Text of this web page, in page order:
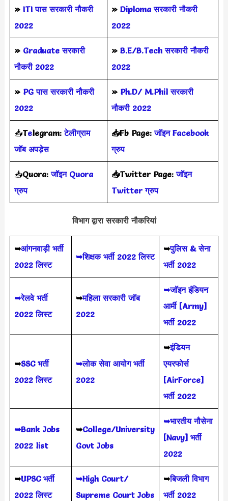
» ITI पास सरकारी नौकरी
2022
» Diploma सरकारी नौकरी
2022
» Graduate सरकारी
नौकरी 2022
» B.E/B.Tech सरकारी नौकरी
2022
» PG पास सरकारी नौकरी
2022
» Ph.D/ M.Phil सरकारी
नौकरी 2022
📥Telegram: टेलीग्राम
जॉब अपड़ेस
📥Fb Page:जॉइन Facebook
ग्रुप
📥Quora:जॉइन Quora
ग्रुप
📥Twitter Page:जॉइन
Twitter ग्रुप
विभाग द्वारा सरकारी नौकरियां
➥आंगनवाड़ी भर्ती
2022 लिस्ट
➥शिक्षक भर्ती 2022 लिस्ट
➥पुलिस & सेना
भर्ती 2022
➥रेलवे भर्ती
2022 लिस्ट
➥महिला सरकारी जॉब
2022
➥जॉइन इंडियन
आर्मी [Army]
भर्ती 2022
➥SSC भर्ती
2022 लिस्ट
➥लोक सेवा आयोग भर्ती
2022
➥इंडियन
एयरफोर्स
[AirForce]
भर्ती 2022
➥Bank Jobs
2022 list
➥College/University
Govt Jobs
➥भारतीय नौसेना
[Navy] भर्ती
2022
➥UPSC भर्ती
2022 लिस्ट
➥High Court/
Supreme Court Jobs
➥बिजली विभाग
भर्ती 2022